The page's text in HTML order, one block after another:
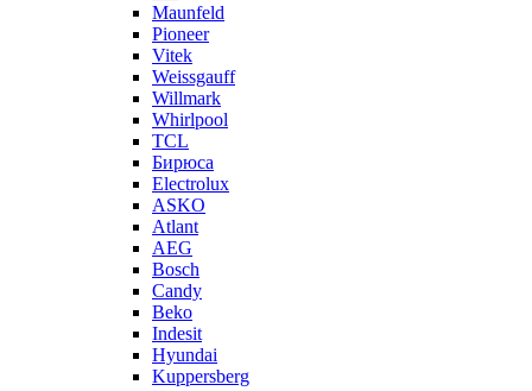
Maunfeld
Pioneer
Vitek
Weissgauff
Willmark
Whirlpool
TCL
Бирюса
Electrolux
ASKO
Atlant
AEG
Bosch
Candy
Beko
Indesit
Hyundai
Kuppersberg